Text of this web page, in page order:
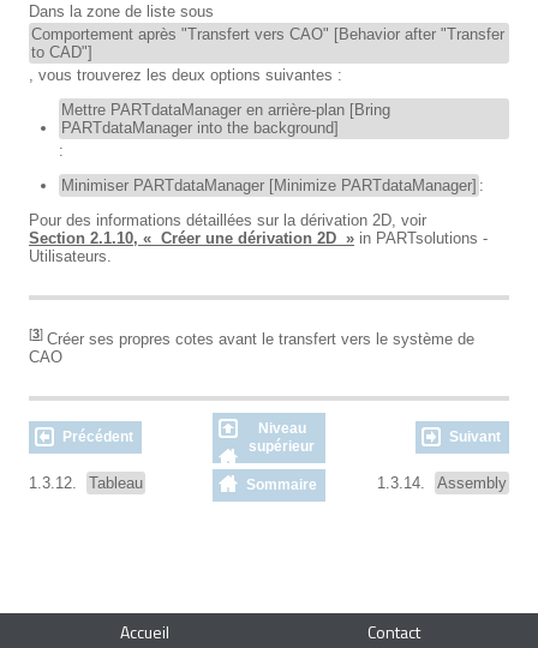
Dans la zone de liste sous
Comportement après "Transfert vers CAO" [Behavior after "Transfer
to CAD"]
, vous trouverez les deux options suivantes :
Mettre PARTdataManager en arrière-plan [Bring
PARTdataManager into the background]
:
Minimiser PARTdataManager [Minimize PARTdataManager] :
Pour des informations détaillées sur la dérivation 2D, voir
Section 2.1.10, « Créer une dérivation 2D » in PARTsolutions -
Utilisateurs.
[3] Créer ses propres cotes avant le transfert vers le système de
CAO
Précédent
Niveau
supérieur
Suivant
1.3.12. Tableau Sommaire 1.3.14. Assembly
Accueil
Contact